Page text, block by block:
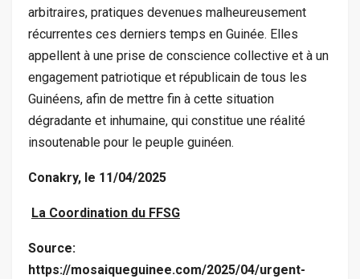
arbitraires, pratiques devenues malheureusement
récurrentes ces derniers temps en Guinée. Elles
appellent à une prise de conscience collective et à un
engagement patriotique et républicain de tous les
Guinéens, afin de mettre fin à cette situation
dégradante et inhumaine, qui constitue une réalité
insoutenable pour le peuple guinéen.
Conakry, le 11/04/2025
La Coordination du FFSG
Source:
https://mosaiqueguinee.com/2025/04/urgent-